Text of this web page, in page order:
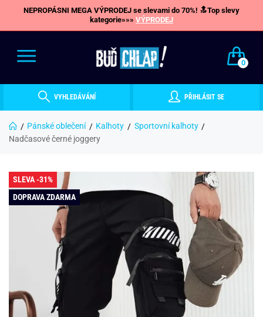
NEPROPÁSNI MEGA VÝPRODEJ se slevami do 70%! 🔝Top slevy
kategorie»»» VÝPRODEJ
0
VYHLEDÁVÁNÍ PŘIHLÁSIT SE
Pánské oblečení Kalhoty
Sportovní kalhoty
Nadčasové černé joggery
SLEVA -31%
DOPRAVA ZDARMA